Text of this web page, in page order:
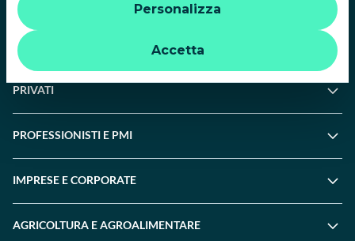
quindi la navigazione può continuare senza cookie o altri
strumenti di tracciamento diversi da quelli tecnici. Per
ulteriori informazioni:
informativa privacy
Accetta
Personalizza
Etica e conformità
Whistleblowing
PRIVATI
PROFESSIONISTI E PMI
IMPRESE E CORPORATE
AGRICOLTURA E AGROALIMENTARE